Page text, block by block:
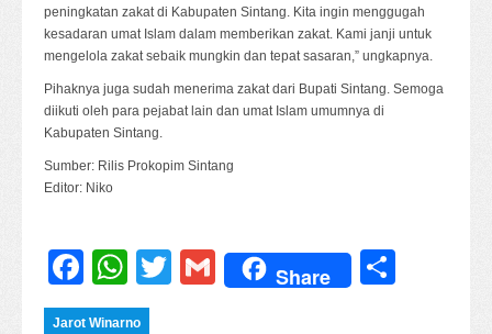
peningkatan zakat di Kabupaten Sintang. Kita ingin menggugah
kesadaran umat Islam dalam memberikan zakat. Kami janji untuk
mengelola zakat sebaik mungkin dan tepat sasaran,” ungkapnya.
Pihaknya juga sudah menerima zakat dari Bupati Sintang. Semoga
diikuti oleh para pejabat lain dan umat Islam umumnya di
Kabupaten Sintang.
Sumber: Rilis Prokopim Sintang
Editor: Niko
Facebook
WhatsApp
TwitterGmail
Share
Jarot Winarno